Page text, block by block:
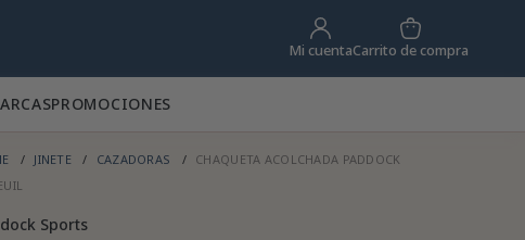
Mi cuentaCarrito de compra
PROMOCIONES
JINETE CAZADORAS
CHAQUETA ACOLCHADA PADDOCK
Sports